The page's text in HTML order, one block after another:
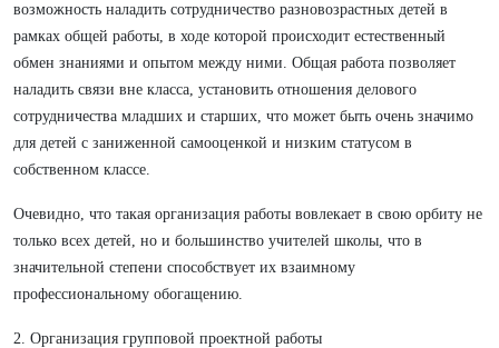
возможность наладить сотрудничество разновозрастных детей в
рамках общей работы, в ходе которой происходит естественный
обмен знаниями и опытом между ними. Общая работа позволяет
наладить связи вне класса, установить отношения делового
сотрудничества младших и старших, что может быть очень значимо
для детей с заниженной самооценкой и низким статусом в
собственном классе.
Очевидно, что такая организация работы вовлекает в свою орбиту не
только всех детей, но и большинство учителей школы, что в
значительной степени способствует их взаимному
профессиональному обогащению.
2. Организация групповой проектной работы